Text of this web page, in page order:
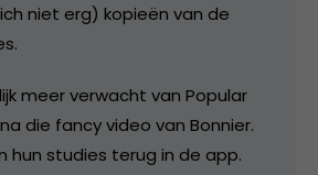
niet erg) kopieën van de
meer verwacht van Popular
die fancy video van Bonnier.
hun studies terug in de app.